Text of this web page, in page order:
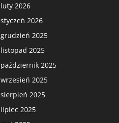
luty 2026
styczeń 2026
grudzień 2025
listopad 2025
październik 2025
wrzesień 2025
sierpień 2025
lipiec 2025